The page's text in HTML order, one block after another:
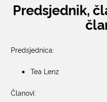
Predsjednik,
Predsjednica:
Tea Lenz
Članovi: